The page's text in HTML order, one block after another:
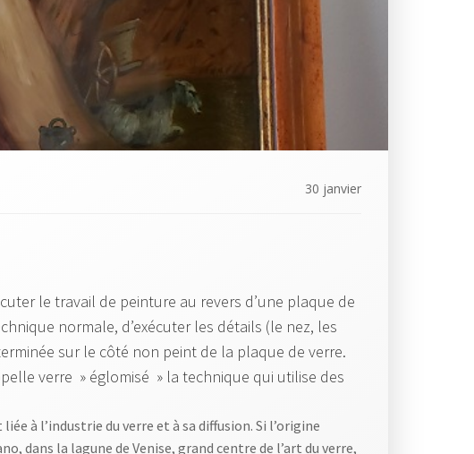
30 janvier
le travail de peinture au revers d’une plaque de
normale, d’exécuter les détails (le nez, les
sur le côté non peint de la plaque de verre.
verre » églomisé » la technique qui utilise des
à l’industrie du verre et à sa diffusion. Si l’origine
dans la lagune de Venise, grand centre de l’art du verre,